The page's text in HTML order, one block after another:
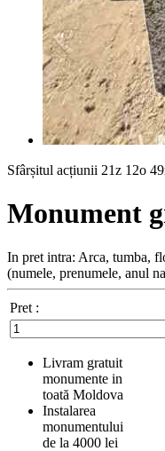
Sfârșitul acțiunii 21z 12o
Monument
In pret intra: Arca, tumba,
(numele, prenumele, anul
Pret :
Livram gratuit
monumente in
toată Moldova
Instalarea
monumentului
de la 4000 lei